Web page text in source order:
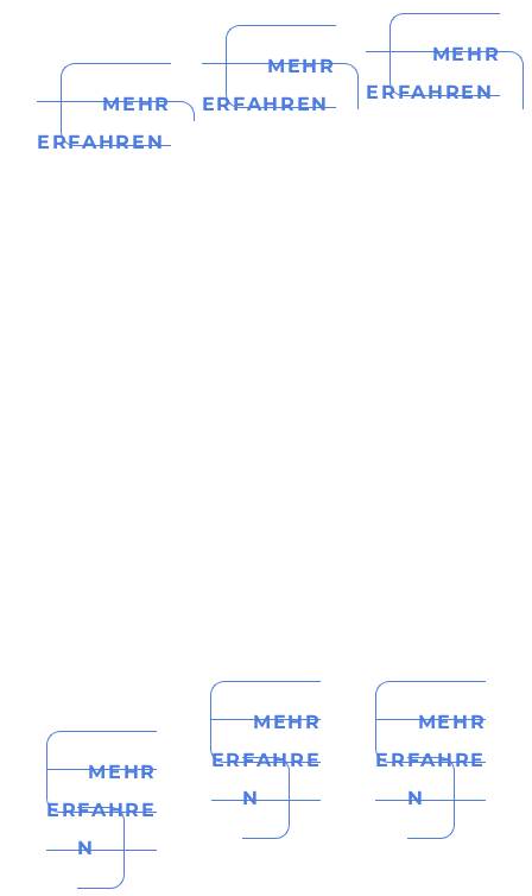
MEHR
ERFAHREN
MEHR
ERFAHREN
MEHR
ERFAHREN
MEHR
ERFAHRE
N
MEHR
ERFAHRE
N
MEHR
ERFAHRE
N